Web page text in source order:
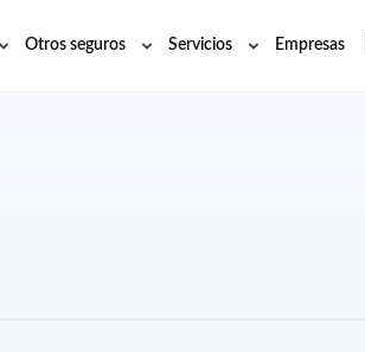
AbrirOtros seguros
AbrirServicios
AbrirEmpresas